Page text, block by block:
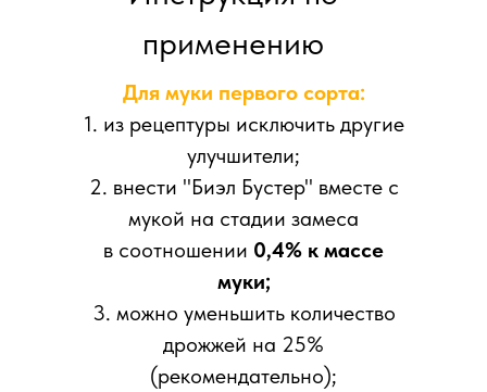
применению
Для муки первого сорта:
1. из рецептуры исключить другие
улучшители;
2. внести "Биэл Бустер" вместе с
мукой на стадии замеса
в соотношении 0,4% к массе
муки;
3. можно уменьшить количество
дрожжей на 25%
(рекомендательно);